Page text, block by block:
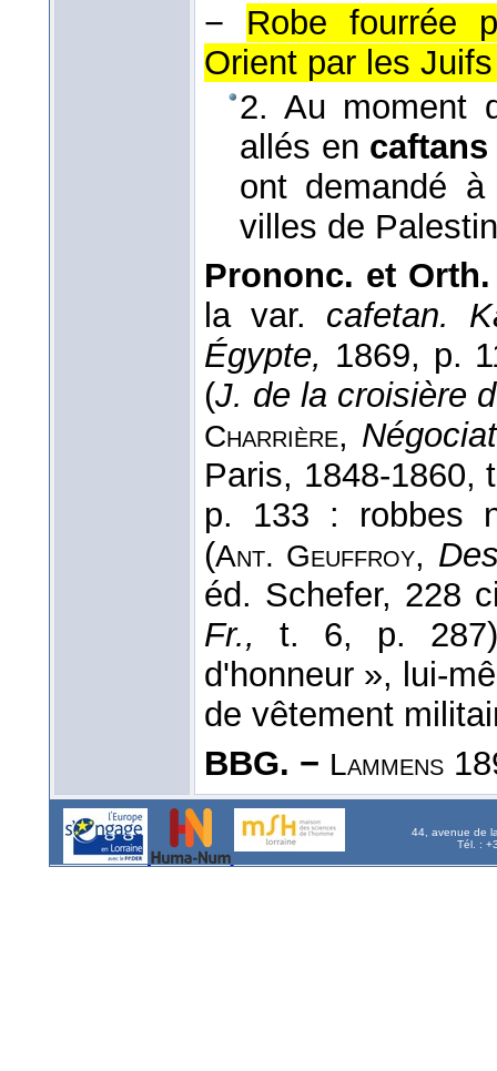
− Robe fourrée
Orient par les
2. Au moment
allés en caftans
ont demandé
villes de
Prononc. et
la var. cafetan.
Égypte, 1869, p.
(J. de la croisière
Charrière,
Paris, 1848-
p. 133 : robbes
(Ant. Geuffroy,
éd. Schefer, 228
Fr.,
t. 6, p.
d'honneur », lui-
de vêtement
BBG. − Lammens
44, avenue de
Tél. :